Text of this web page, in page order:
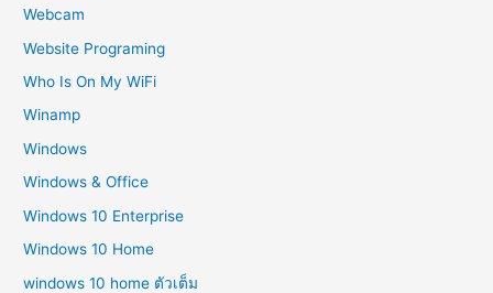
Webcam
Website Programing
Who Is On My WiFi
Winamp
Windows
Windows & Office
Windows 10 Enterprise
Windows 10 Home
windows 10 home ตัวเต็ม